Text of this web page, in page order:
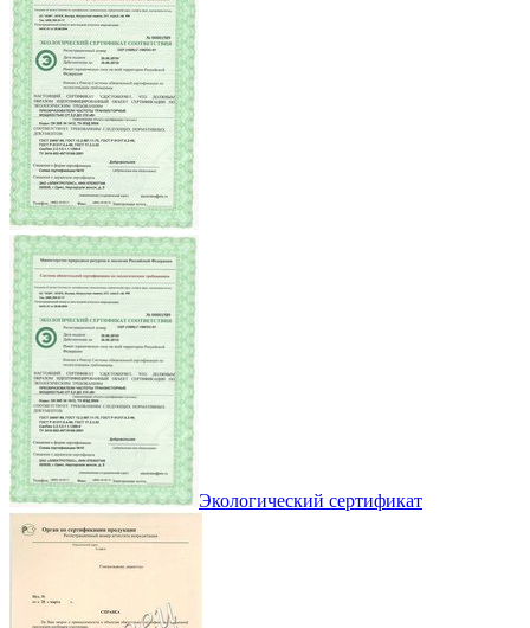
Экологический сертификат